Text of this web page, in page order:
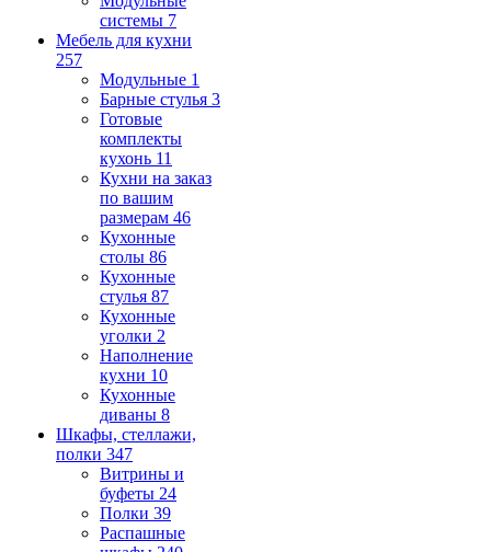
системы 7
Мебель для кухни
257
Модульные 1
Барные стулья 3
Готовые
комплекты
кухонь 11
Кухни на заказ
по вашим
размерам 46
Кухонные
столы 86
Кухонные
стулья 87
Кухонные
уголки 2
Наполнение
кухни 10
Кухонные
диваны 8
Шкафы, стеллажи,
полки 347
Витрины и
буфеты 24
Полки 39
Распашные